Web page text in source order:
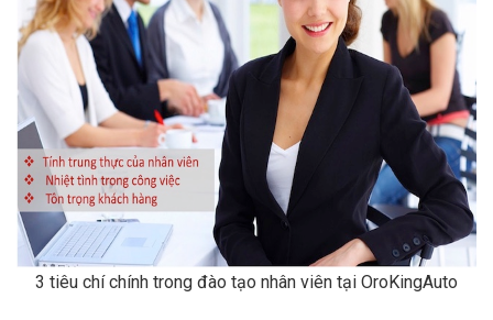
3 tiêu chí chính trong đào tạo nhân viên tại OroKingAuto